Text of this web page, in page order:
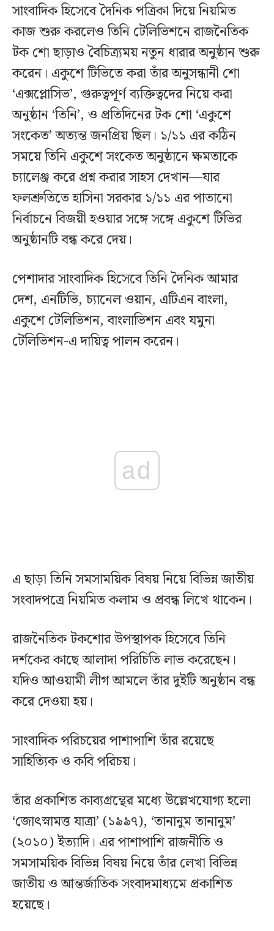
সাংবাদিক হিসেবে দৈনিক পত্রিকা দিয়ে নিয়মিত
কাজ শুরু করলেও তিনি টেলিভিশনে রাজনৈতিক
টক শো ছাড়াও বৈচিত্র্যময় নতুন ধারার অনুষ্ঠান শুরু
করেন। একুশে টিভিতে করা তাঁর অনুসন্ধানী শো
‘এক্সপ্লোসিভ’, গুরুত্বপূর্ণ ব্যক্তিত্বদের নিয়ে করা
অনুষ্ঠান ‘তিনি’, ও প্রতিদিনের টক শো ‘একুশে
সংকেত’ অত‍্যন্ত জনপ্রিয় ছিল। ১/১১ এর কঠিন
সময়ে তিনি একুশে সংকেত অনুষ্ঠানে ক্ষমতাকে
চ্যালেঞ্জ করে প্রশ্ন করার সাহস দেখান—যার
ফলশ্রুতিতে হাসিনা সরকার ১/১১ এর পাতানো
নির্বাচনে বিজয়ী হওয়ার সঙ্গে সঙ্গে একুশে টিভির
অনুষ্ঠানটি বন্ধ করে দেয়।
পেশাদার সাংবাদিক হিসেবে তিনি দৈনিক আমার
দেশ, এনটিভি, চ্যানেল ওয়ান, এটিএন বাংলা,
একুশে টেলিভিশন, বাংলাভিশন এবং যমুনা
টেলিভিশন-এ দায়িত্ব পালন করেন।
ad
এ ছাড়া তিনি সমসাময়িক বিষয় নিয়ে বিভিন্ন জাতীয়
সংবাদপত্রে নিয়মিত কলাম ও প্রবন্ধ লিখে থাকেন।
রাজনৈতিক টকশোর উপস্থাপক হিসেবে তিনি
দর্শকের কাছে আলাদা পরিচিতি লাভ করেছেন।
যদিও আওয়ামী লীগ আমলে তাঁর দুইটি অনুষ্ঠান বন্ধ
করে দেওয়া হয়।
সাংবাদিক পরিচয়ের পাশাপাশি তাঁর রয়েছে
সাহিত্যিক ও কবি পরিচয়।
তাঁর প্রকাশিত কাব্যগ্রন্থের মধ্যে উল্লেখযোগ্য হলো
‘জোৎস্নামত্ত যাত্রা’ (১৯৯৭), ‘তানানুম তানানুম’
(২০১০) ইত্যাদি। এর পাশাপাশি রাজনীতি ও
সমসাময়িক বিভিন্ন বিষয় নিয়ে তাঁর লেখা বিভিন্ন
জাতীয় ও আন্তর্জাতিক সংবাদমাধ্যমে প্রকাশিত
হয়েছে।